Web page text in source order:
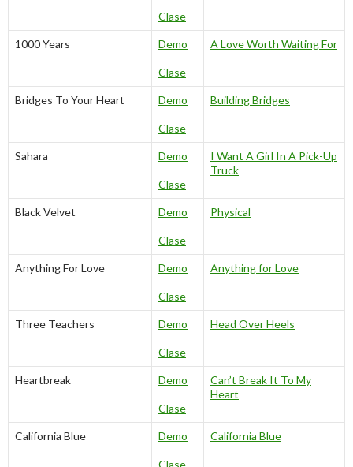
Clase
1000 Years Demo
Clase
A Love Worth Waiting For
Bridges To Your Heart Demo
Clase
Building Bridges
Sahara Demo
Clase
I Want A Girl In A Pick-Up
Truck
Black Velvet Demo
Clase
Physical
Anything For Love Demo
Clase
Anything for Love
Three Teachers Demo
Clase
Head Over Heels
Heartbreak Demo
Clase
Can’t Break It To My
Heart
California Blue Demo
Clase
California Blue